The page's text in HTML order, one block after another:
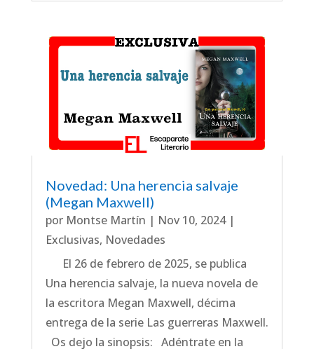
Novedad: Una herencia salvaje
(Megan Maxwell)
por Montse Martín | Nov 10, 2024|
Exclusivas, Novedades
El 26 de febrero de 2025, se publica
Una herencia salvaje, la nueva novela de
la escritora Megan Maxwell, décima
entrega de la serie Las guerreras Maxwell.
Os dejo la sinopsis: Adéntrate en la